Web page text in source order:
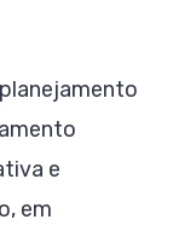
e
em